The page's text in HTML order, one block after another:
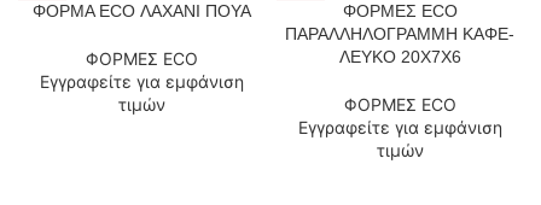
ΦΟΡΜΑ ECO ΛΑΧΑΝΙ ΠΟΥΑ
ΦΟΡΜΕΣ ECO
Εγγραφείτε για εμφάνιση
τιμών
ΦΟΡΜΕΣ ECO
ΠΑΡΑΛΛΗΛΟΓΡΑΜΜΗ ΚΑΦΕ-
ΛΕΥΚΟ 20Χ7Χ6
ΦΟΡΜΕΣ ECO
Εγγραφείτε για εμφάνιση
τιμών